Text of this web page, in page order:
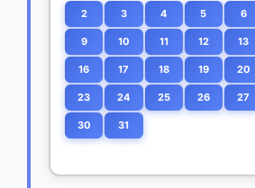
2 3 4 5 6
9 10 11 12 13
16 17 18 19 20
23 24 25 26 27
30 31